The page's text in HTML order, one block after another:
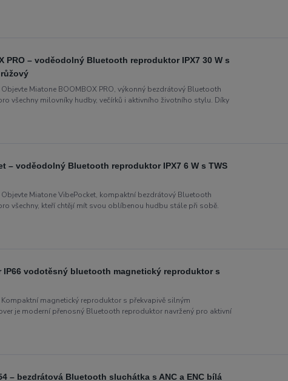
PRO – voděodolný Bluetooth reproduktor IPX7 30 W s
Objevte Miatone BOOMBOX PRO, výkonný bezdrátový Bluetooth
všechny milovníky hudby, večírků i aktivního životního stylu. Díky
– voděodolný Bluetooth reproduktor IPX7 6 W s TWS
Objevte Miatone VibePocket, kompaktní bezdrátový Bluetooth
všechny, kteří chtějí mít svou oblíbenou hudbu stále při sobě.
IP66 vodotěsný bluetooth magnetický reproduktor s
Kompaktní magnetický reproduktor s překvapivě silným
je moderní přenosný Bluetooth reproduktor navržený pro aktivní
– bezdrátová Bluetooth sluchátka s ANC a ENC bílá